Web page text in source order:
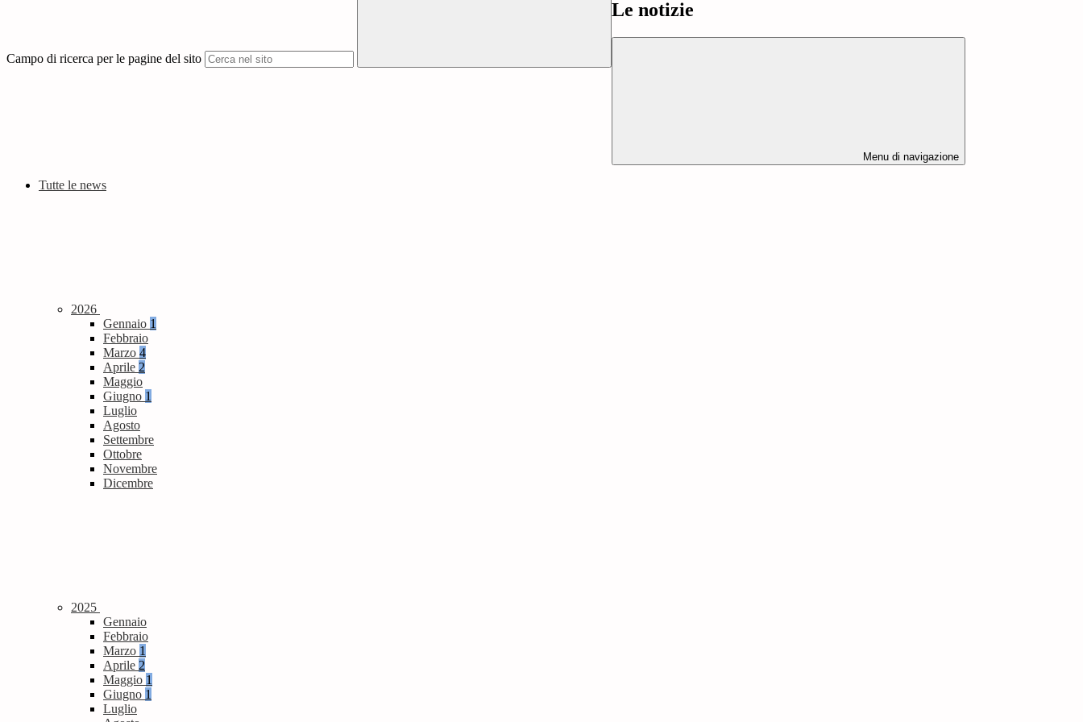
Campo di ricerca per le pagine del sito
Le notizie
Menu di navigazione
Tutte le news
2026
Gennaio 1
Febbraio
Marzo 4
Aprile 2
Maggio
Giugno 1
Luglio
Agosto
Settembre
Ottobre
Novembre
Dicembre
2025
Gennaio
Febbraio
Marzo 1
Aprile 2
Maggio 1
Giugno 1
Luglio